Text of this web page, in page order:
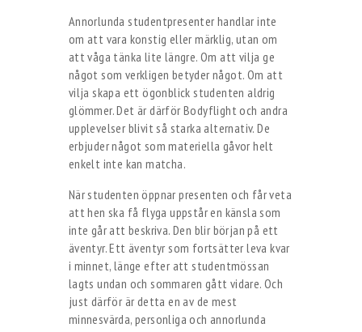
Annorlunda studentpresenter handlar inte
om att vara konstig eller märklig, utan om
att våga tänka lite längre. Om att vilja ge
något som verkligen betyder något. Om att
vilja skapa ett ögonblick studenten aldrig
glömmer. Det är därför Bodyflight och andra
upplevelser blivit så starka alternativ. De
erbjuder något som materiella gåvor helt
enkelt inte kan matcha.
När studenten öppnar presenten och får veta
att hen ska få flyga uppstår en känsla som
inte går att beskriva. Den blir början på ett
äventyr. Ett äventyr som fortsätter leva kvar
i minnet, länge efter att studentmössan
lagts undan och sommaren gått vidare. Och
just därför är detta en av de mest
minnesvärda, personliga och annorlunda